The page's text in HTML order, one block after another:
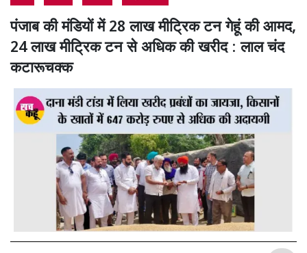
पंजाब की मंडियों में 28 लाख मीट्रिक टन गेहूं की आमद,
24 लाख मीट्रिक टन से अधिक की खरीद : लाल चंद
कटारूचक्क